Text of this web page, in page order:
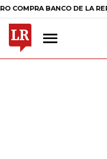
BANCO DE LA REPÚBLICA